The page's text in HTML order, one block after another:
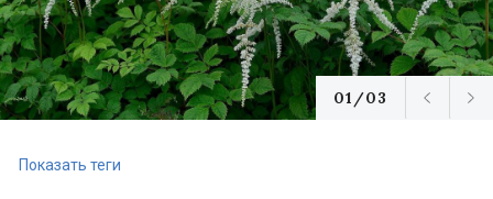
01/03
Показать теги